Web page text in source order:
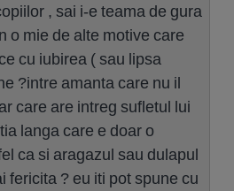
, sai i-e teama de gura
o mie de alte motive care
cu iubirea ( sau lipsa
?intre amanta care nu il
care are intreg sufletul lui
langa care e doar o
ca si aragazul sau dulapul
fericita ? eu iti pot spune cu